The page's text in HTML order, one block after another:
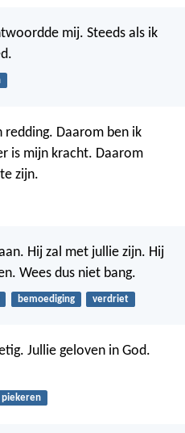
mij. Steeds als ik
redding. Daarom ben ik
is mijn kracht. Daarom
zijn.
Hij zal met jullie zijn. Hij
Wees dus niet bang.
bemoediging verdriet
Jullie geloven in God.
piekeren